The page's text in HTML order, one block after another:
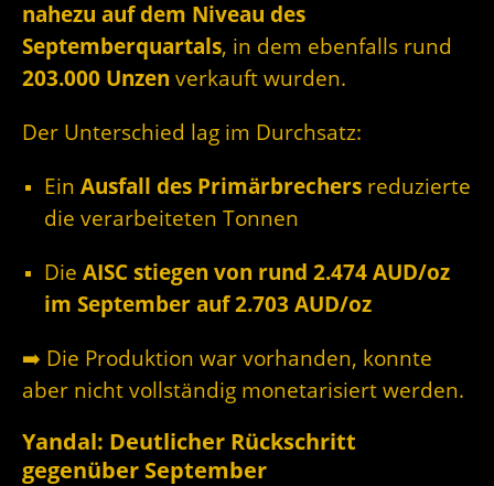
nahezu auf dem Niveau des
Septemberquartals, in dem ebenfalls rund
203.000 Unzen verkauft wurden.
Der Unterschied lag im Durchsatz:
Ein Ausfall des Primärbrechers reduzierte
die verarbeiteten Tonnen
Die AISC stiegen von rund 2.474 AUD/oz
im September auf 2.703 AUD/oz
➡️ Die Produktion war vorhanden, konnte
aber nicht vollständig monetarisiert werden.
Yandal: Deutlicher Rückschritt
gegenüber September